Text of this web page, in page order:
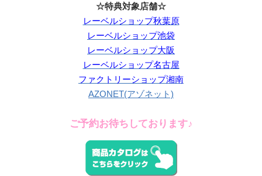
☆特典対象店舗☆
レーベルショップ秋葉原
レーベルショップ池袋
レーベルショップ大阪
レーベルショップ名古屋
ファクトリーショップ湘南
AZONET(アゾネット)
ご予約お待ちしております♪